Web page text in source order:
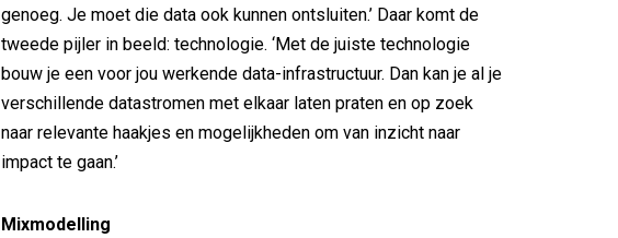
genoeg. Je moet die data ook kunnen ontsluiten.’ Daar komt de
tweede pijler in beeld: technologie. ‘Met de juiste technologie
bouw je een voor jou werkende data-infrastructuur. Dan kan je al je
verschillende datastromen met elkaar laten praten en op zoek
naar relevante haakjes en mogelijkheden om van inzicht naar
impact te gaan.’
Mixmodelling